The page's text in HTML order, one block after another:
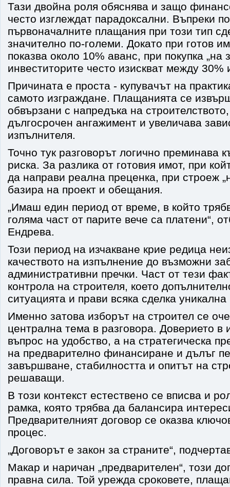
Тази двойна роля обяснява и защо
често изглеждат парадоксални. Въпреки
първоначалните плащания при този тип
значително по-големи. Докато при готов
показва около 10% аванс, при покупка „на
инвеститорите често изискват между 30%
Причината е проста - купувачът на
самото изграждане. Плащанията се
обвързани с напредъка на
дългосрочен ангажимент и увеличава
изпълнителя.
Точно тук разговорът логично преминава
риска. За разлика от готовия имот, при
да направи реална преценка, при строеж
базира на проект и обещания.
„Имаш един период от време, в който
голяма част от парите вече са платени“,
Ендрева.
Този период на изчакване крие редица
качеството на изпълнение до възможни
административни пречки. Част от тези
контрола на строителя, което
ситуацията и прави всяка сделка уникална
Именно затова изборът на строител се
централна тема в разговора. Доверието в
въпрос на удобство, а на стратегическа
на предварително финансиране и дълъг
завършване, стабилността и опитът на
решаващи.
В този контекст естествено се вписва и
рамка, която трябва да балансира
Предварителният договор се оказва
процес.
„Договорът е закон за страните“,
Макар и наричан „предварителен“, този
правна сила. Той урежда сроковете,